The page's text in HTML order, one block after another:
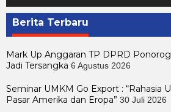
Berita Terbaru
Mark Up Anggaran TP DPRD
Jadi Tersangka 6 Agustus 2026
Seminar UMKM Go Export : “Rahasia
Pasar Amerika dan Eropa” 30 Juli 2026